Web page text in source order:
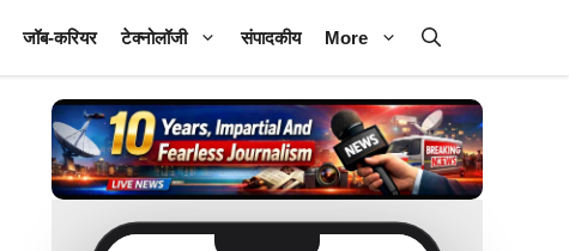
जॉब-करियर टेक्नोलॉजी संपादकीय More